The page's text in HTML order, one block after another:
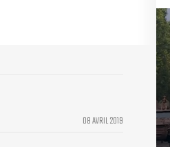
08 AVRIL 2019